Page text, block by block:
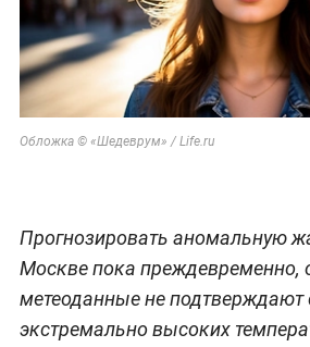
Обложка © «Шедеврум» / Life.ru
Прогнозировать аномальную
Москве пока преждевременно,
метеоданные не подтверждают
экстремально высоких